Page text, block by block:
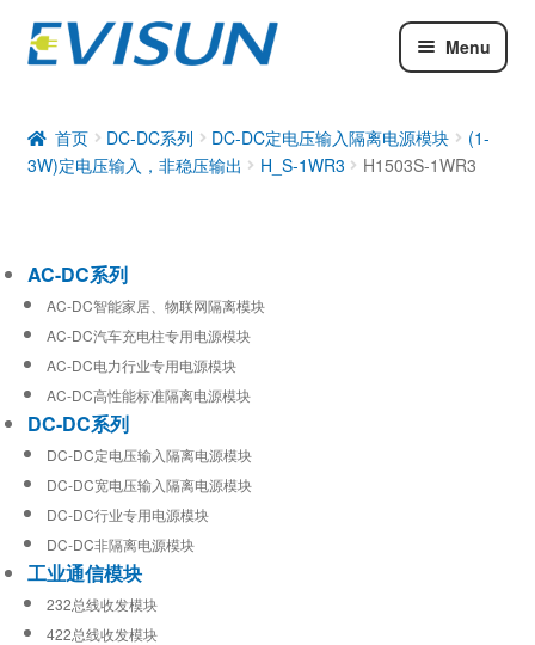
Menu
DC-DC系列
工业通信模块
首页 DC-DC系列 DC-DC定电压输入隔离电源模块
(1-
3W)定电压输入，非稳压输出
H_S-1WR3 H1503S-1WR3
AC-DC系列
AC-DC智能家居、物联网隔离模块
AC-DC汽车充电柱专用电源模块
AC-DC电力行业专用电源模块
AC-DC高性能标准隔离电源模块
DC-DC系列
DC-DC定电压输入隔离电源模块
DC-DC宽电压输入隔离电源模块
DC-DC行业专用电源模块
DC-DC非隔离电源模块
工业通信模块
232总线收发模块
422总线收发模块